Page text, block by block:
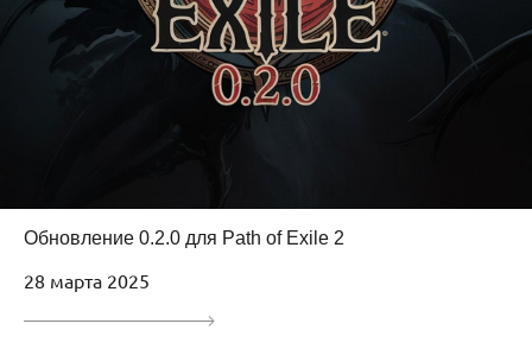
Обновление 0.2.0 для Path of Exile 2
28 марта 2025